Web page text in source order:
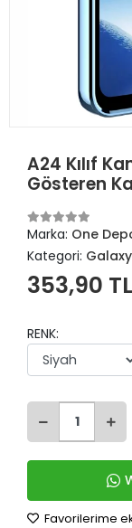
A24 Kılıf
Gösteren
Marka: One
Kategori:
353,90 TL
RENK:
Favorilerime